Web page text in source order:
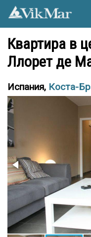
Квартира в
Ллорет де
Испания, Коста-